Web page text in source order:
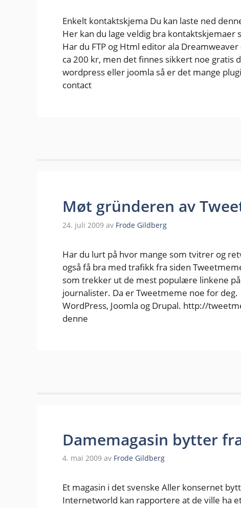
Enkelt kontaktskjema Du kan laste ned
Her kan du lage veldig bra
Har du FTP og Html editor ala
ca 200 kr, men det finnes sikkert noe gratis
wordpress eller joomla så er det mange
contact
Møt gründeren av
24. juli 2009 av Frode Gildberg
Har du lurt på hvor mange som tvitrer og
også få bra med trafikk fra siden
som trekker ut de mest populære linkene
journalister. Da er Tweetmeme noe for
WordPress, Joomla og Drupal. http://
denne
Damemagasin bytter
4. mai 2009 av Frode Gildberg
Et magasin i det svenske Aller konsernet
Internetworld kan rapportere at de ville ha